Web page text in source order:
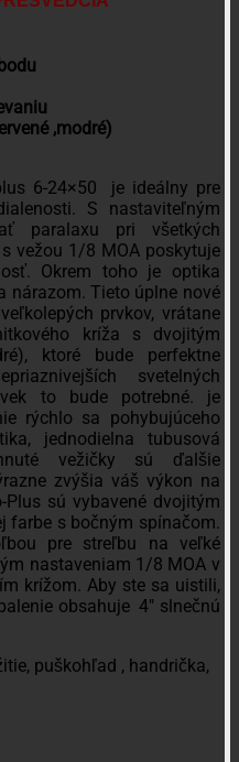
,modré)
6-24×50 je ideálny pre
S nastaviteľným
paralaxu pri všetkých
vežou 1/8 MOA poskytuje
Okrem toho je optika
nárazom. Tieto úplne nové
prvkov, vrátane
kríža s dvojitým
ktoré bude perfektne
svetelných
to bude potrebné. je
rýchlo sa pohybujúceho
jednodielna tubusová
vežičky sú ďalšie
zvýšia váš výkon na
sú vybavené dvojitým
farbe s bočným spínačom.
pre streľbu na veľké
nastaveniam 1/8 MOA v
krížom. Aby ste sa uistili,
obsahuje 4″ slnečnú
puškohľad , handrička,